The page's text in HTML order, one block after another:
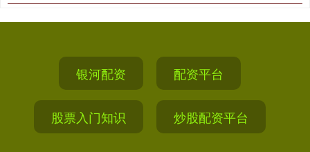
银河配资 配资平台
股票入门知识 炒股配资平台